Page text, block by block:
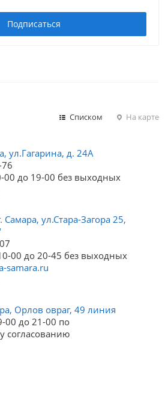
Подписаться
Списком На карте
ул.Гагарина, д. 24А
00 до 19-00 без выходных
ул.Стара-Загора 25,
00 до 20-45 без выходных
samara.ru
Орлов овраг, 49 линия
00 до 21-00 по
согласованию